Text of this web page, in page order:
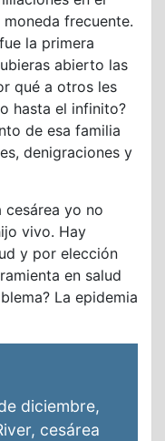
frecuente.
la primera
abierto las
qué a otros les
hasta el infinito?
de esa familia
denigraciones y
cesárea yo no
vivo. Hay
y por elección
en salud
La epidemia
diciembre,
cesárea